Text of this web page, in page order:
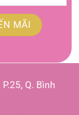
Q. Bình